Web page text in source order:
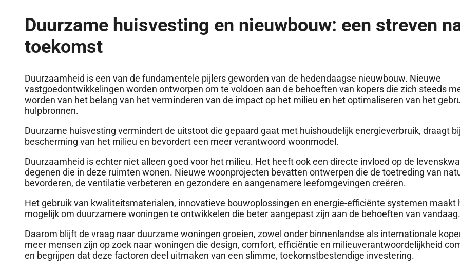
Duurzame huisvesting en nieuwbouw: een streven
toekomst
Duurzaamheid is een van de fundamentele pijlers geworden van de hedendaagse nieuwbouw. Nieuwe
vastgoedontwikkelingen worden ontworpen om te voldoen aan de behoeften van kopers die zich steeds
worden van het belang van het verminderen van de impact op het milieu en het optimaliseren van het
hulpbronnen.
Duurzame huisvesting vermindert de uitstoot die gepaard gaat met huishoudelijk energieverbruik, draagt
bescherming van het milieu en bevordert een meer verantwoord woonmodel.
Duurzaamheid is echter niet alleen goed voor het milieu. Het heeft ook een directe invloed op de
degenen die in deze ruimten wonen. Nieuwe woonprojecten bevatten ontwerpen die de toetreding van
bevorderen, de ventilatie verbeteren en gezondere en aangenamere leefomgevingen creëren.
Het gebruik van kwaliteitsmaterialen, innovatieve bouwoplossingen en energie-efficiënte systemen maakt
mogelijk om duurzamere woningen te ontwikkelen die beter aangepast zijn aan de behoeften van vandaag.
Daarom blijft de vraag naar duurzame woningen groeien, zowel onder binnenlandse als internationale
meer mensen zijn op zoek naar woningen die design, comfort, efficiëntie en milieuverantwoordelijkheid
en begrijpen dat deze factoren deel uitmaken van een slimme, toekomstbestendige investering.